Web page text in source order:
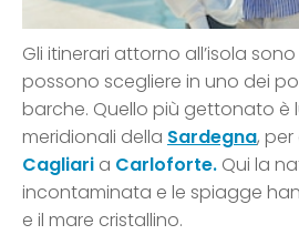
Gli itinerari attorno all’isola
possono scegliere in uno dei
barche. Quello più gettonato è
meridionali della Sardegna,
Cagliari a Carloforte. Qui la
incontaminata e le spiagge
e il mare cristallino.